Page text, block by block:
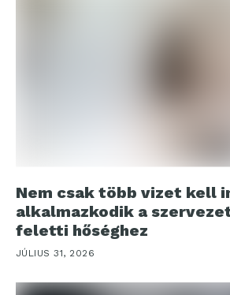
Nem csak több vizet kell
alkalmazkodik a
feletti hőséghez
JÚLIUS 31, 2026